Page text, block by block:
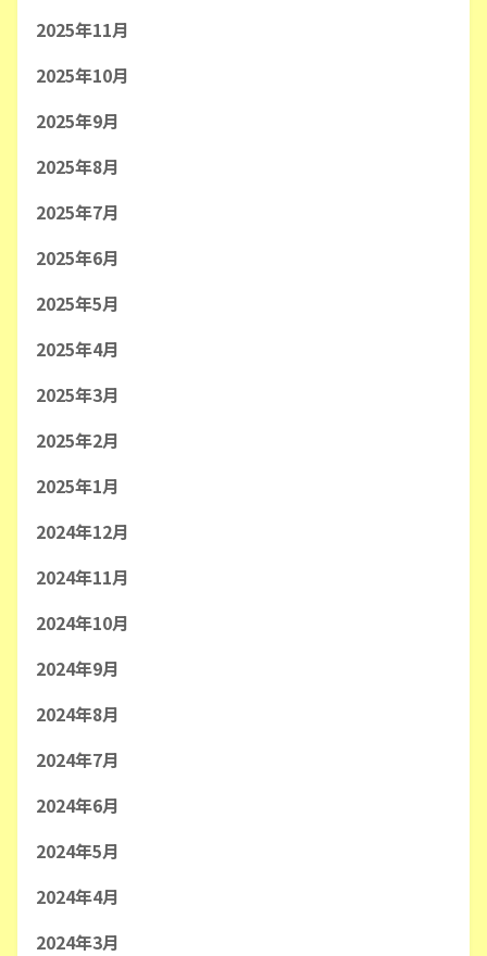
2025年11月
2025年10月
2025年9月
2025年8月
2025年7月
2025年6月
2025年5月
2025年4月
2025年3月
2025年2月
2025年1月
2024年12月
2024年11月
2024年10月
2024年9月
2024年8月
2024年7月
2024年6月
2024年5月
2024年4月
2024年3月